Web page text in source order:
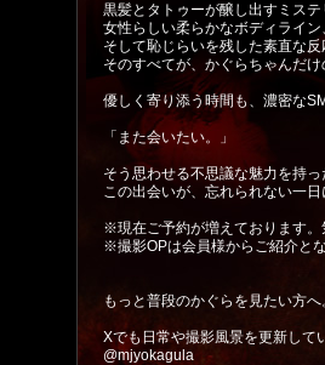
黒髪とタトゥーが醸し出すミステ
女性らしい柔らかなボディライン
そして恥じらいを残した素直な反
そのすべてが、かぐらちゃんだけ
優しく寄り添う時間も、濃密な
「また会いたい。」
そう思わせる不思議な魅力を持っ
この出会いが、忘れられない一日
※現在ご予約が増えております。
※撮影OPは会員様からご紹介とな
もっと普段のかぐらを見たい方へ
Xでも日常や撮影風景を更新して
@mjyokagula